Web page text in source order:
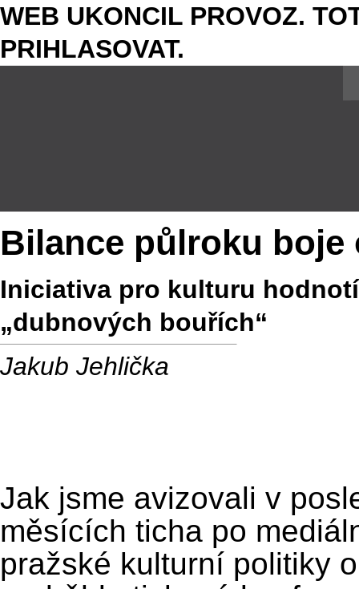
WEB UKONCIL PROVOZ.
PRIHLASOVAT.
Bilance půlroku
Iniciativa pro kulturu
„dubnových bouřích“
Jakub Jehlička
Jak jsme avizovali v
měsících ticha po
pražské kulturní politiky